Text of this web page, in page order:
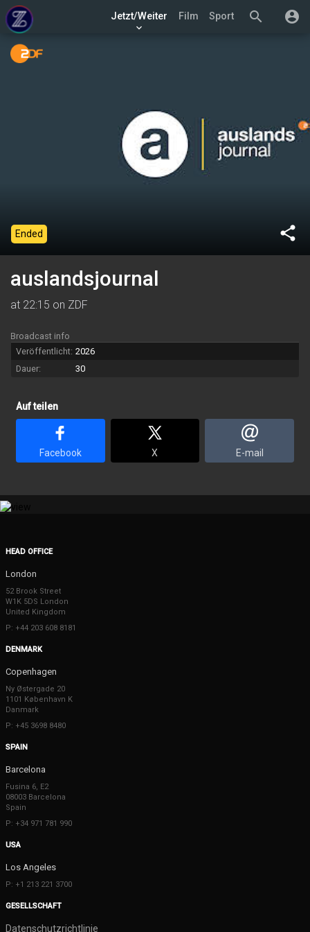
search account_circle
Jetzt/Weiter
keyboard_arrow_down
Film Sport
share
Ended
auslandsjournal
at 22:15 on ZDF
Broadcast info
Veröffentlicht: 2026
Dauer:
30
Auf teilen
Facebook X E-mail
HEAD OFFICE
London
52 Brook Street
W1K 5DS London
United Kingdom
P: +44 203 608 8181
DENMARK
Copenhagen
Ny Østergade 20
1101 København K
Danmark
P: +45 3698 8480
SPAIN
Barcelona
Fusina 6, E2
08003 Barcelona
Spain
P: +34 971 781 990
USA
Los Angeles
P: +1 213 221 3700
GESELLSCHAFT
Datenschutzrichtlinie